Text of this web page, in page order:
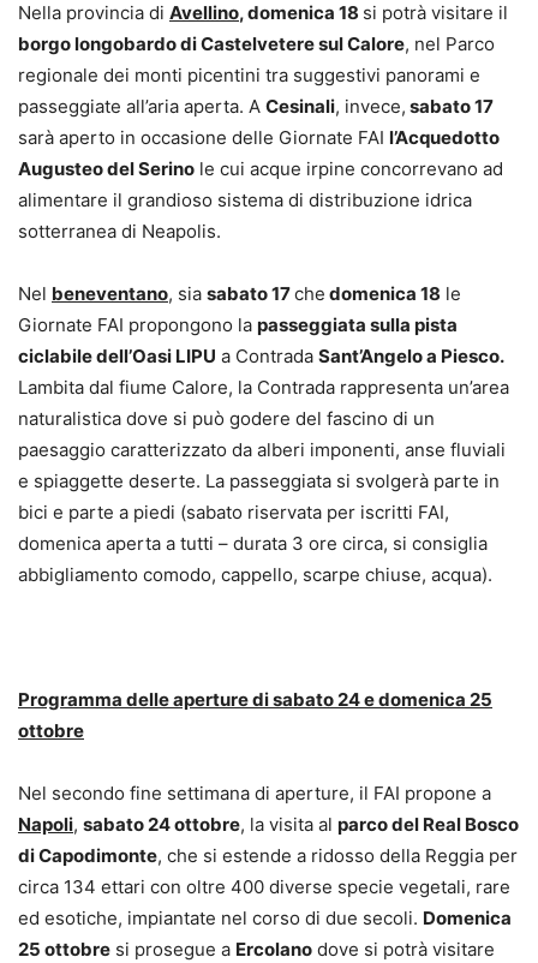
Nella provincia di Avellino, domenica 18 si potrà visitare il
borgo longobardo di Castelvetere sul Calore, nel Parco
regionale dei monti picentini tra suggestivi panorami e
passeggiate all’aria aperta. A Cesinali, invece, sabato 17
sarà aperto in occasione delle Giornate FAI l’Acquedotto
Augusteo del Serino le cui acque irpine concorrevano ad
alimentare il grandioso sistema di distribuzione idrica
sotterranea di Neapolis.
Nel beneventano, sia sabato 17che domenica 18 le
Giornate FAI propongono la passeggiata sulla pista
ciclabile dell’Oasi LIPU a Contrada Sant’Angelo a Piesco.
Lambita dal fiume Calore, la Contrada rappresenta un’area
naturalistica dove si può godere del fascino di un
paesaggio caratterizzato da alberi imponenti, anse fluviali
e spiaggette deserte. La passeggiata si svolgerà parte in
bici e parte a piedi (sabato riservata per iscritti FAI,
domenica aperta a tutti – durata 3 ore circa, si consiglia
abbigliamento comodo, cappello, scarpe chiuse, acqua).
Programma delle aperture di sabato 24 e domenica 25
ottobre
Nel secondo fine settimana di aperture, il FAI propone a
Napoli, sabato 24 ottobre, la visita al parco del Real Bosco
di Capodimonte, che si estende a ridosso della Reggia per
circa 134 ettari con oltre 400 diverse specie vegetali, rare
ed esotiche, impiantate nel corso di due secoli. Domenica
25 ottobre si prosegue a Ercolano dove si potrà visitare